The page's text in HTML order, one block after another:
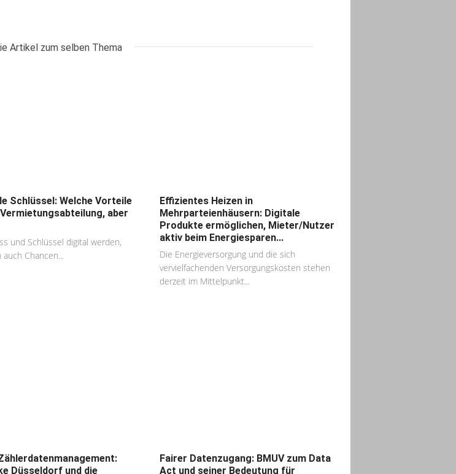
Artikel zum selben Thema
Schlüssel: Welche Vorteile
aber
und Schlüssel digital werden,
Chancen...
Effizientes Heizen in
Mehrparteienhäusern: Digitale
Produkte ermöglichen, Mieter/Nutzer
aktiv beim Energiesparen...
Die Energieversorgung und die sich
vervielfachenden Versorgungskosten stehen
derzeit im Mittelpunkt...
Düsseldorf und die
Fairer Datenzugang: BMUV zum Data
Act und seiner Bedeutung für